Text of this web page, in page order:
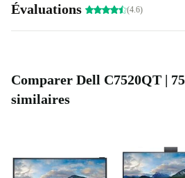
Évaluations (4.6)
Comparer Dell C7520QT |
similaires